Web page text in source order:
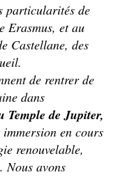
particularités de
Erasmus, et au
Castellane, des
de rentrer de
dans
Temple de Jupiter,
en cours
renouvelable,
Nous avons